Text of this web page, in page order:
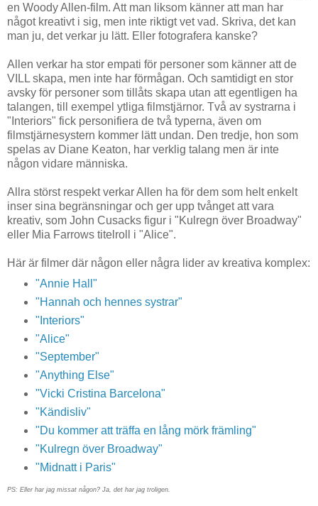
en Woody Allen-film. Att man liksom känner att man har
något kreativt i sig, men inte riktigt vet vad. Skriva, det kan
man ju, det verkar ju lätt. Eller fotografera kanske?
Allen verkar ha stor empati för personer som känner att de
VILL skapa, men inte har förmågan. Och samtidigt en stor
avsky för personer som tillåts skapa utan att egentligen ha
talangen, till exempel ytliga filmstjärnor. Två av systrarna i
"Interiors" fick personifiera de två typerna, även om
filmstjärnesystern kommer lätt undan. Den tredje, hon som
spelas av Diane Keaton, har verklig talang men är inte
någon vidare människa.
Allra störst respekt verkar Allen ha för dem som helt enkelt
inser sina begränsningar och ger upp tvånget att vara
kreativ, som John Cusacks figur i "Kulregn över Broadway"
eller Mia Farrows titelroll i "Alice".
Här är filmer där någon eller några lider av kreativa komplex:
"Annie Hall"
"Hannah och hennes systrar"
"Interiors"
"Alice"
"September"
"Anything Else"
"Vicki Cristina Barcelona"
"Kändisliv"
"Du kommer att träffa en lång mörk främling"
"Kulregn över Broadway"
"Midnatt i Paris"
PS: Eller har jag missat någon? Ja, det har jag troligen.